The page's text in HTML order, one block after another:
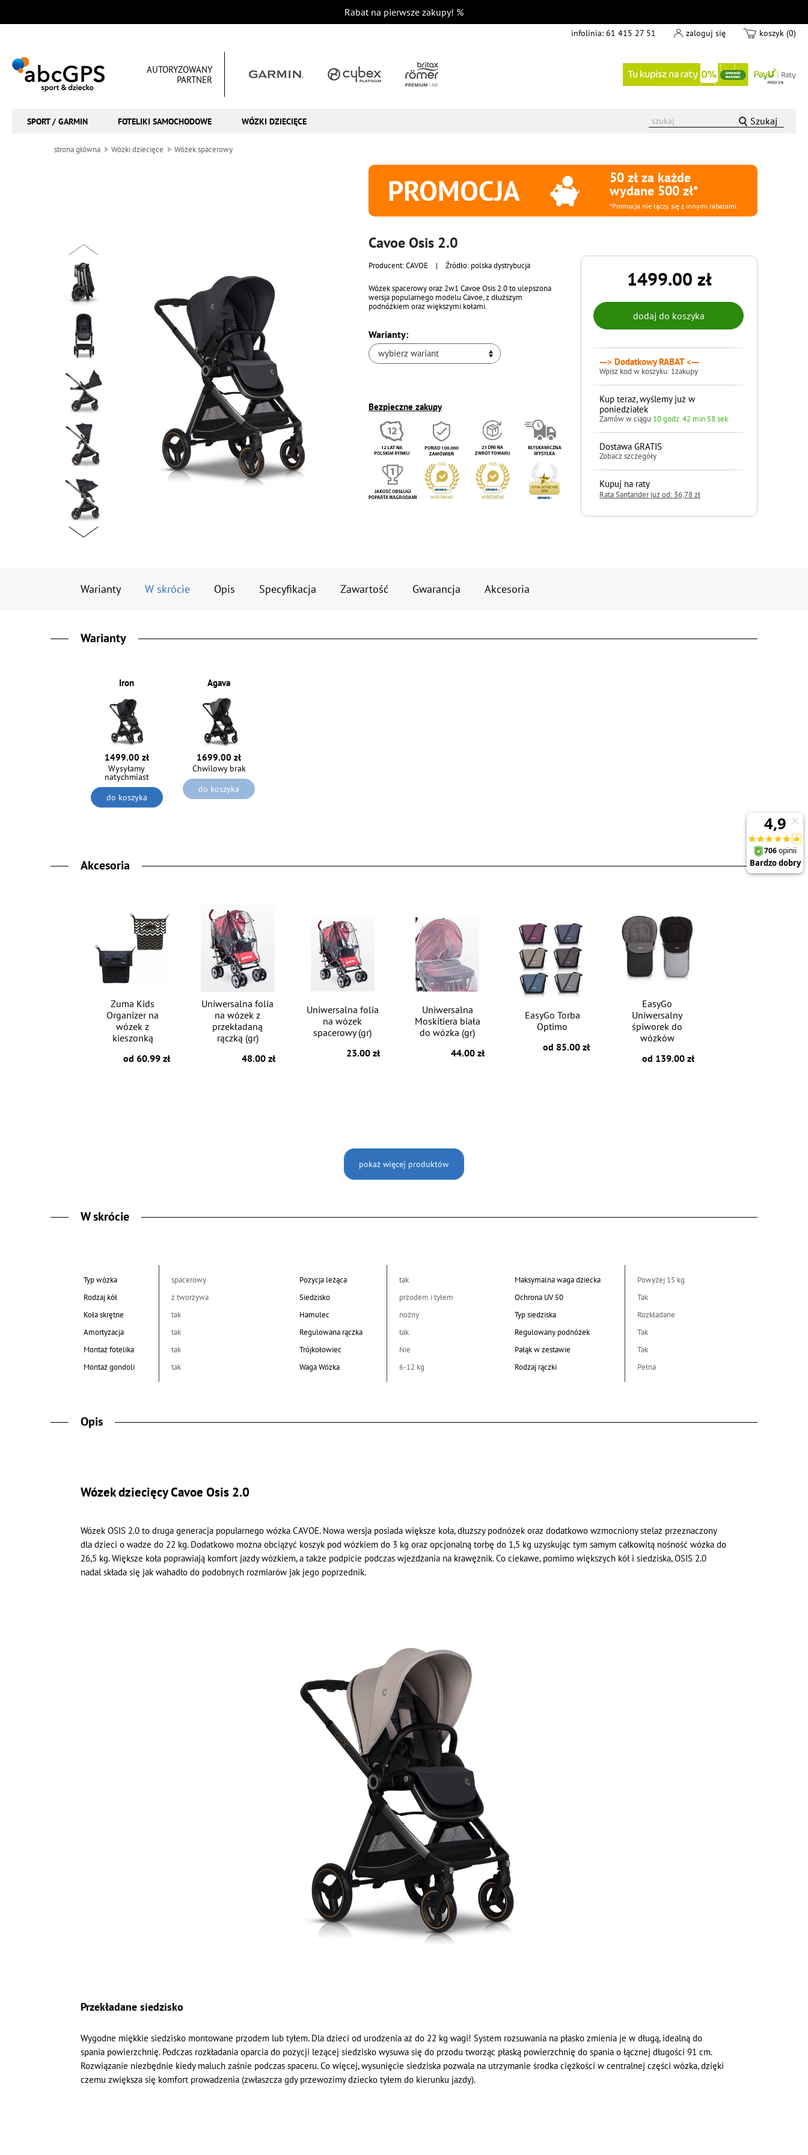
Rabat na pierwsze zakupy! %
infolinia: 61 415 27 51 zaloguj się koszyk (0)
AUTORYZOWANY
PARTNER
SPORT / GARMIN FOTELIKI SAMOCHODOWE WÓZKI DZIECIĘCE Szukaj
strona główna Wózki dziecięce Wózek spacerowy
PROMOCJA 50 zł za każde
wydane 500 zł*
*Promocja nie łączy się z innymi rabatami.
Cavoe Osis 2.0
Producent:CAVOE | Źródło: polska dystrybucja
Wózek spacerowy oraz 2w1 Cavoe Osis 2.0 to ulepszona
wersja popularnego modelu Cavoe, z dłuższym
podnóżkiem oraz większymi kołami.
Warianty:
wybierz wariant
Bezpieczne zakupy
1499.00 zł
---> Dodatkowy RABAT <---
Wpisz kod w koszyku: 1zakupy
Kup teraz, wyślemy już w
poniedziałek
Zamów w ciągu 10 godz. 42 min 57 sek
Dostawa GRATIS
Zobacz szczegóły
Kupuj na raty
Rata Santander już od: 36,78 zł
Warianty W skrócie Opis Specyfikacja Zawartość Gwarancja Akcesoria
Warianty
Iron
1499.00 zł
Wysyłamy
natychmiast
do koszyka
Agava
1699.00 zł
Chwilowy brak
do koszyka
Akcesoria
Zuma Kids
Organizer na
wózek z
kieszonką
od 60.99 zł
Uniwersalna folia
na wózek z
przekładaną
rączką (gr)
48.00 zł
Uniwersalna folia
na wózek
spacerowy (gr)
23.00 zł
Uniwersalna
Moskitiera biała
do wózka (gr)
44.00 zł
EasyGo Torba
Optimo
od 85.00 zł
EasyGo
Uniwersalny
śpiworek do
wózków
od 139.00 zł
pokaż więcej produktów
W skrócie
Typ wózka
spacerowy
Rodzaj kół
z tworzywa
Koła skrętne
tak
Amortyzacja
tak
Montaż fotelika
tak
Montaż gondoli
tak
Pozycja leżąca
tak
Siedzisko
przodem i tyłem
Hamulec
nożny
Regulowana rączka
tak
Trójkołowiec
Nie
Waga Wózka
6-12 kg
Maksymalna waga dziecka
Powyżej 15 kg
Ochrona UV 50
Tak
Typ siedziska
Rozkładane
Regulowany podnóżek
Tak
Pałąk w zestawie
Tak
Rodzaj rączki
Pełna
Opis
Wózek dziecięcy Cavoe Osis 2.0
Wózek OSIS 2.0 to druga generacja popularnego wózka CAVOE. Nowa wersja posiada większe koła, dłuższy podnóżek oraz dodatkowo wzmocniony stelaż przeznaczony
dla dzieci o wadze do 22 kg. Dodatkowo można obciążyć koszyk pod wózkiem do 3 kg oraz opcjonalną torbę do 1,5 kg uzyskując tym samym całkowitą nośność wózka do
26,5 kg. Większe koła poprawiają komfort jazdy wózkiem, a także podpicie podczas wjeżdżania na krawężnik. Co ciekawe, pomimo większych kół i siedziska, OSIS 2.0
nadal składa się jak wahadło do podobnych rozmiarów jak jego poprzednik.
Przekładane siedzisko
Wygodne miękkie siedzisko montowane przodem lub tyłem. Dla dzieci od urodzenia aż do 22 kg wagi! System rozsuwania na płasko zmienia je w długą, idealną do
spania powierzchnię. Podczas rozkładania oparcia do pozycji leżącej siedzisko wysuwa się do przodu tworząc płaską powierzchnię do spania o łącznej długości 91 cm.
Rozwiązanie niezbędnie kiedy maluch zaśnie podczas spaceru. Co więcej, wysunięcie siedziska pozwala na utrzymanie środka ciężkości w centralnej części wózka, dzięki
czemu zwiększa się komfort prowadzenia (zwłaszcza gdy przewozimy dziecko tyłem do kierunku jazdy).